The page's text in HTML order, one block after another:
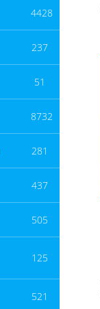
4428
237
51
8732
281
437
505
125
521